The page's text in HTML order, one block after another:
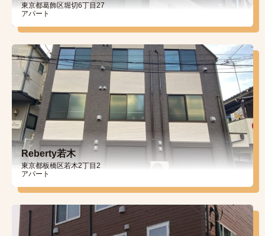
東京都葛飾区堀切6丁目27
アパート
Reberty若木
東京都板橋区若木2丁目2
アパート